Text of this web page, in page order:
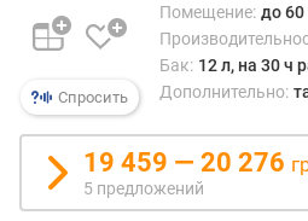
и
я
у
в
л
а
ж
Спросить
Помещение: до 60
Бак: 12 л, на 30 ч
Дополнительно:
19 459 — 20 276
5 предложений